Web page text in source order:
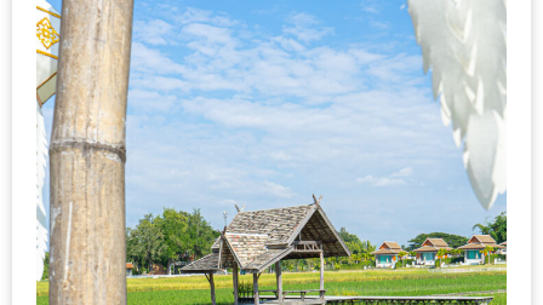
มาก
ที่สุด
ประจำ
ปี
2557
กิจกรรม
ชิง
รางวัล